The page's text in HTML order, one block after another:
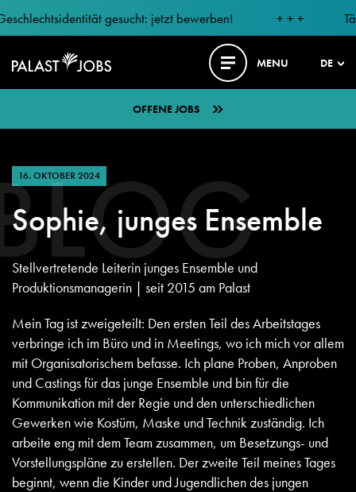
gesucht: jetzt bewerben! + + +
MENU DE
OFFENE JOBS
16. OKTOBER 2024
Sophie, junges Ensemble
Stellvertretende Leiterin junges Ensemble und
Produktionsmanagerin | seit 2015 am Palast
Mein Tag ist zweigeteilt: Den ersten Teil des Arbeitstages
verbringe ich im Büro und in Meetings, wo ich mich vor allem
mit Organisatorischem befasse. Ich plane Proben, Anproben
und Castings für das junge Ensemble und bin für die
Kommunikation mit der Regie und den unterschiedlichen
Gewerken wie Kostüm, Maske und Technik zuständig. Ich
arbeite eng mit dem Team zusammen, um Besetzungs- und
Vorstellungspläne zu erstellen. Der zweite Teil meines Tages
beginnt, wenn die Kinder und Jugendlichen des jungen